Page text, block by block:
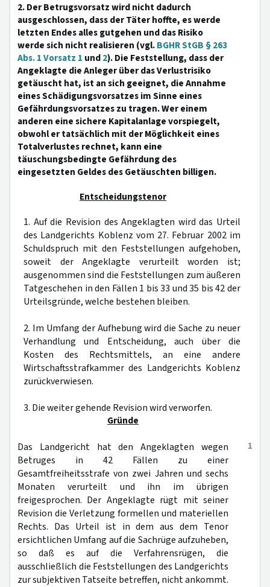
2. Der Betrugsvorsatz wird nicht dadurch
ausgeschlossen, dass der Täter hoffte, es werde
letzten Endes alles gutgehen und das Risiko
werde sich nicht realisieren (vgl.BGHR StGB § 263
Abs. 1 Vorsatz 1 und2). Die Feststellung, dass der
Angeklagte die Anleger über das Verlustrisiko
getäuscht hat, ist an sich geeignet, die Annahme
eines Schädigungsvorsatzes im Sinne eines
Gefährdungsvorsatzes zu tragen. Wer einem
anderen eine sichere Kapitalanlage vorspiegelt,
obwohl er tatsächlich mit der Möglichkeit eines
Totalverlustes rechnet, kann eine
täuschungsbedingte Gefährdung des
eingesetzten Geldes des Getäuschten billigen.
Entscheidungstenor
1. Auf die Revision des Angeklagten wird das Urteil
des Landgerichts Koblenz vom 27. Februar 2002 im
Schuldspruch mit den Feststellungen aufgehoben,
soweit der Angeklagte verurteilt worden ist;
ausgenommen sind die Feststellungen zum äußeren
Tatgeschehen in den Fällen 1 bis 33 und 35 bis 42 der
Urteilsgründe, welche bestehen bleiben.
2. Im Umfang der Aufhebung wird die Sache zu neuer
Verhandlung und Entscheidung, auch über die
Kosten des Rechtsmittels, an eine andere
Wirtschaftsstrafkammer des Landgerichts Koblenz
zurückverwiesen.
3. Die weiter gehende Revision wird verworfen.
Gründe
1
Das Landgericht hat den Angeklagten wegen
Betruges in 42 Fällen zu einer
Gesamtfreiheitsstrafe von zwei Jahren und sechs
Monaten verurteilt und ihn im übrigen
freigesprochen. Der Angeklagte rügt mit seiner
Revision die Verletzung formellen und materiellen
Rechts. Das Urteil ist in dem aus dem Tenor
ersichtlichen Umfang auf die Sachrüge aufzuheben,
so daß es auf die Verfahrensrügen, die
ausschließlich die Feststellungen des Landgerichts
zur subjektiven Tatseite betreffen, nicht ankommt.